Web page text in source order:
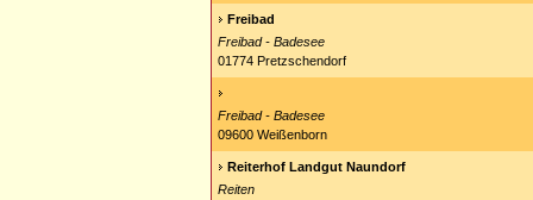
Freibad
Freibad - Badesee
01774 Pretzschendorf
Freibad - Badesee
09600 Weißenborn
Reiterhof Landgut Naundorf
Reiten